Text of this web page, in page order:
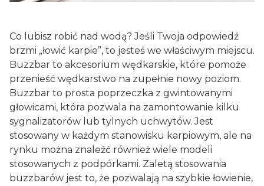
Co lubisz robić nad wodą? Jeśli Twoja odpowiedź
brzmi „łowić karpie”, to jesteś we właściwym miejscu.
Buzzbar to akcesorium wędkarskie, które pomoże
przenieść wędkarstwo na zupełnie nowy poziom.
Buzzbar to prosta poprzeczka z gwintowanymi
głowicami, która pozwala na zamontowanie kilku
sygnalizatorów lub tylnych uchwytów. Jest
stosowany w każdym stanowisku karpiowym, ale na
rynku można znaleźć również wiele modeli
stosowanych z podpórkami. Zaletą stosowania
buzzbarów jest to, że pozwalają na szybkie łowienie,